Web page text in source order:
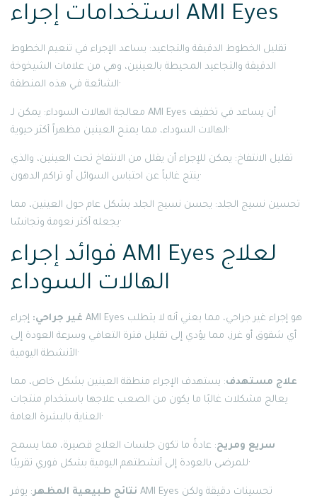
استخدامات إجراء AMI Eyes
تقليل الخطوط الدقيقة والتجاعيد: يساعد الإجراء في تنعيم الخطوط
الدقيقة والتجاعيد المحيطة بالعينين، وهي من علامات الشيخوخة
الشائعة في هذه المنطقة·
معالجة الهالات السوداء: يمكن لـ AMI Eyes أن يساعد في تخفيف
الهالات السوداء، مما يمنح العينين مظهراً أكثر حيوية·
تقليل الانتفاخ: يمكن للإجراء أن يقلل من الانتفاخ تحت العينين، والذي
ينتج غالباً عن احتباس السوائل أو تراكم الدهون·
تحسين نسيج الجلد: يحسن نسيج الجلد بشكل عام حول العينين، مما
يجعله أكثر نعومة وتجانسًا·
فوائد إجراء AMI Eyes لعلاج
الهالات السوداء
غير جراحي: إجراء AMI Eyes هو إجراء غير جراحي، مما يعني أنه لا يتطلب
أي شقوق أو غرز، مما يؤدي إلى تقليل فترة التعافي وسرعة العودة إلى
الأنشطة اليومية·
علاج مستهدف: يستهدف الإجراء منطقة العينين بشكل خاص، مما
يعالج مشكلات غالبًا ما يكون من الصعب علاجها باستخدام منتجات
العناية بالبشرة العامة·
سريع ومريح: عادةً ما تكون جلسات العلاج قصيرة، مما يسمح
للمرضى بالعودة إلى أنشطتهم اليومية بشكل فوري تقريبًا·
نتائج طبيعية المظهر : يوفر AMI Eyes تحسينات دقيقة ولكن